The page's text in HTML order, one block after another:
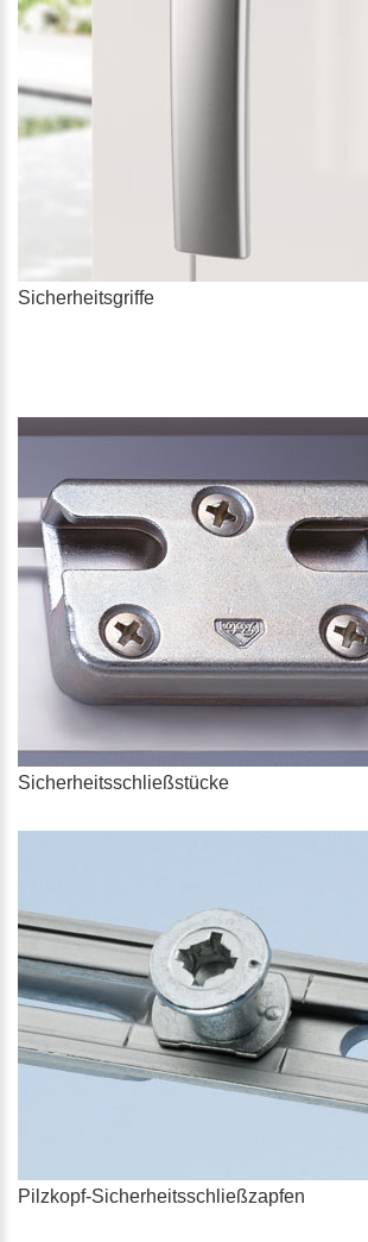
Sicherheitsgriffe
Sicherheitsschließstücke
Pilzkopf-Sicherheitsschließzapfen